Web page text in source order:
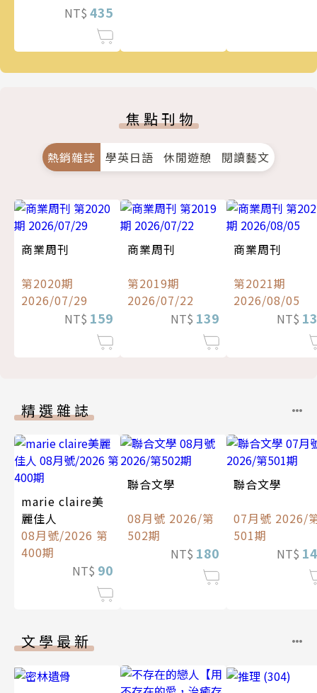
蝠》系列重磅新
NT$ 435
焦點刊物
熱銷雜誌 學英日語 休閒遊憩 閱讀藝文
商業周刊
第2020期
2026/07/29
NT$ 159
商業周刊
第2019期
2026/07/22
NT$ 139
商業周刊
第2021期
2026/08/05
NT$
精選雜誌
marie claire美
麗佳人
08月號/2026 第
400期
NT$ 90
聯合文學
08月號 2026/第
502期
NT$ 180
聯合文學
07月號 2026/
501期
NT$
文學最新